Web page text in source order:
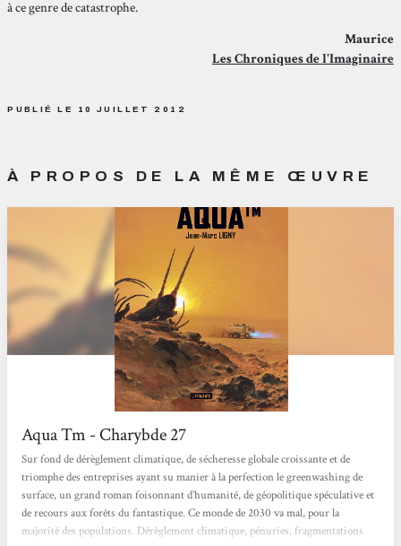
à ce genre de catastrophe.
Maurice
Les Chroniques de l'Imaginaire
PUBLIÉ LE 10 JUILLET 2012
À PROPOS DE LA MÊME ŒUVRE
Aqua Tm - Charybde 27
Sur fond de dérèglement climatique, de sécheresse globale croissante et de
triomphe des entreprises ayant su manier à la perfection le greenwashing de
surface, un grand roman foisonnant d’humanité, de géopolitique spéculative et
de recours aux forêts du fantastique. Ce monde de 2030 va mal, pour la
majorité des populations. Dérèglement climatique, pénuries, fragmentations